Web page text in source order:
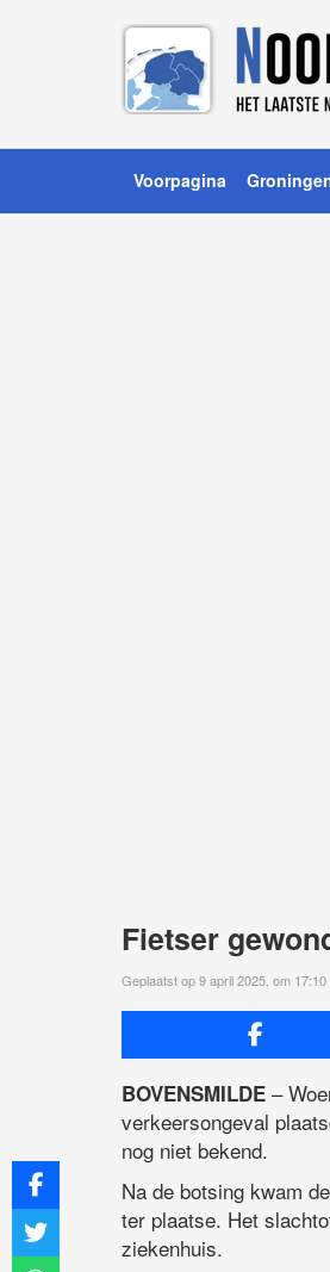
Voorpagina
Fietser
Geplaatst op 9 april 2025, om 17:10
BOVENSMILDE –
verkeersongeval
nog niet bekend.
Na de botsing kwam
ter plaatse. Het
ziekenhuis.